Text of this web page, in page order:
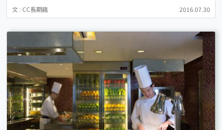
文 : CC長期餓 2016.07.30